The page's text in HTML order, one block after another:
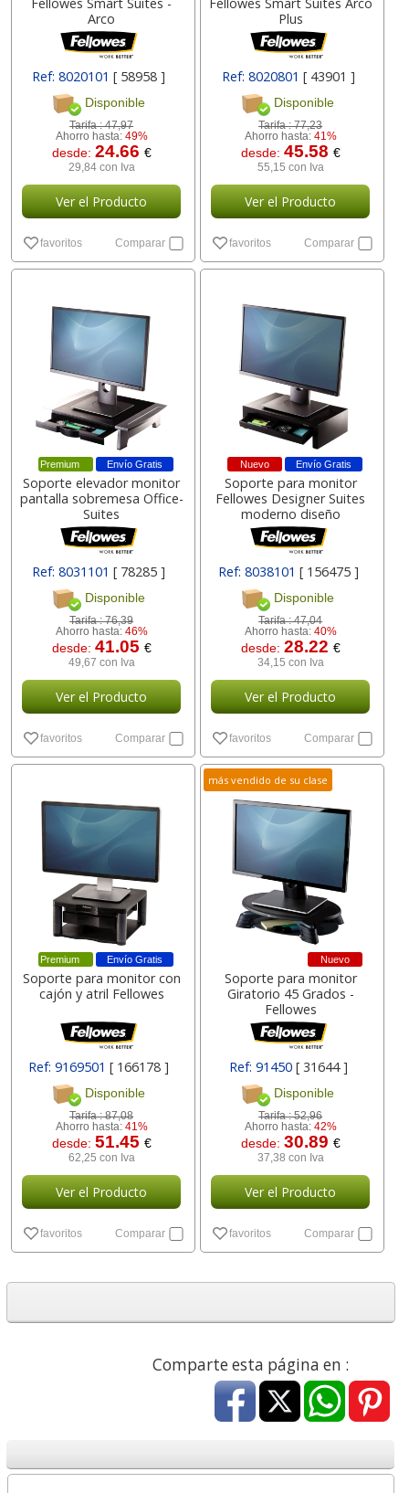
Arco
Ref: 8020101[ 58958 ]
Disponible
Tarifa :47,97
Ahorro hasta: 49%
desde: 24.66 €
29,84 con Iva
Ver el Producto
favoritos Comparar
Plus
Ref: 8020801 [ 43901 ]
Disponible
Tarifa :77,23
Ahorro hasta: 41%
desde: 45.58 €
55,15 con Iva
Ver el Producto
favoritos Comparar
Envío Gratis
Premium
Soporte elevador monitor
pantalla sobremesa Office-
Suites
Ref: 8031101[ 78285 ]
Disponible
Tarifa :76,39
Ahorro hasta: 46%
desde: 41.05 €
49,67 con Iva
Ver el Producto
favoritos Comparar
Envío Gratis
Nuevo
Soporte para monitor
Fellowes Designer Suites
moderno diseño
Ref: 8038101 [ 156475 ]
Disponible
Tarifa :47,04
Ahorro hasta: 40%
desde: 28.22 €
34,15 con Iva
Ver el Producto
favoritos Comparar
Envío Gratis
Premium
Soporte para monitor con
cajón y atril Fellowes
Ref: 9169501[ 166178 ]
Disponible
Tarifa :87,08
Ahorro hasta: 41%
desde: 51.45 €
62,25 con Iva
Ver el Producto
favoritos Comparar
más vendido de su clase
Nuevo
Soporte para monitor
Giratorio 45 Grados -
Fellowes
Ref: 91450 [ 31644 ]
Disponible
Tarifa :52,96
Ahorro hasta: 42%
desde: 30.89 €
37,38 con Iva
Ver el Producto
favoritos Comparar
Comparte esta página en :